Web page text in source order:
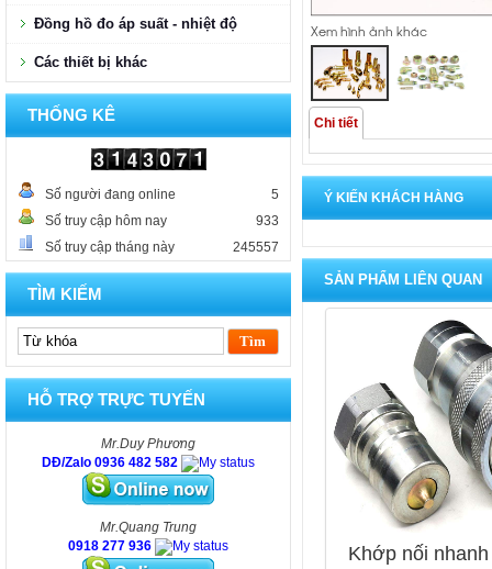
Đồng hồ đo áp suất - nhiệt độ
Các thiết bị khác
THỐNG KÊ
Số người đang online
5
Số truy cập hôm nay
933
Số truy cập tháng này
245557
TÌM KIẾM
HỖ TRỢ TRỰC TUYẾN
Mr.Duy Phương
DĐ/Zalo 0936 482 582
Mr.Quang Trung
0918 277 936
Xem hình ảnh khác
Chi tiết
Ý KIẾN KHÁCH HÀNG
SẢN PHẨM LIÊN QUAN
Khớp nối